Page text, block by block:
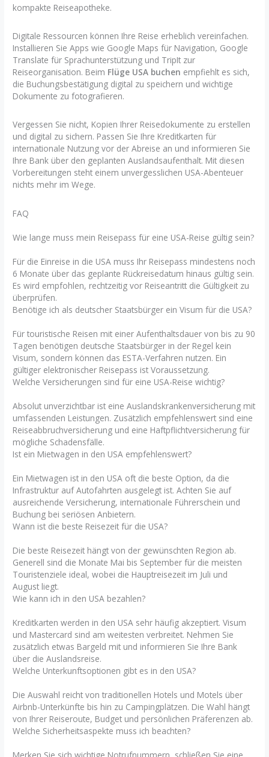
kompakte Reiseapotheke.
Digitale Ressourcen können Ihre Reise erheblich vereinfachen.
Installieren Sie Apps wie Google Maps für Navigation, Google
Translate für Sprachunterstützung und TripIt zur
Reiseorganisation. Beim Flüge USA buchen empfiehlt es sich,
die Buchungsbestätigung digital zu speichern und wichtige
Dokumente zu fotografieren.
Vergessen Sie nicht, Kopien Ihrer Reisedokumente zu erstellen
und digital zu sichern. Passen Sie Ihre Kreditkarten für
internationale Nutzung vor der Abreise an und informieren Sie
Ihre Bank über den geplanten Auslandsaufenthalt. Mit diesen
Vorbereitungen steht einem unvergesslichen USA-Abenteuer
nichts mehr im Wege.
FAQ
Wie lange muss mein Reisepass für eine USA-Reise gültig sein?
Für die Einreise in die USA muss Ihr Reisepass mindestens noch
6 Monate über das geplante Rückreisedatum hinaus gültig sein.
Es wird empfohlen, rechtzeitig vor Reiseantritt die Gültigkeit zu
überprüfen.
Benötige ich als deutscher Staatsbürger ein Visum für die USA?
Für touristische Reisen mit einer Aufenthaltsdauer von bis zu 90
Tagen benötigen deutsche Staatsbürger in der Regel kein
Visum, sondern können das ESTA-Verfahren nutzen. Ein
gültiger elektronischer Reisepass ist Voraussetzung.
Welche Versicherungen sind für eine USA-Reise wichtig?
Absolut unverzichtbar ist eine Auslandskrankenversicherung mit
umfassenden Leistungen. Zusätzlich empfehlenswert sind eine
Reiseabbruchversicherung und eine Haftpflichtversicherung für
mögliche Schadensfälle.
Ist ein Mietwagen in den USA empfehlenswert?
Ein Mietwagen ist in den USA oft die beste Option, da die
Infrastruktur auf Autofahrten ausgelegt ist. Achten Sie auf
ausreichende Versicherung, internationale Führerschein und
Buchung bei seriösen Anbietern.
Wann ist die beste Reisezeit für die USA?
Die beste Reisezeit hängt von der gewünschten Region ab.
Generell sind die Monate Mai bis September für die meisten
Touristenziele ideal, wobei die Hauptreisezeit im Juli und
August liegt.
Wie kann ich in den USA bezahlen?
Kreditkarten werden in den USA sehr häufig akzeptiert. Visum
und Mastercard sind am weitesten verbreitet. Nehmen Sie
zusätzlich etwas Bargeld mit und informieren Sie Ihre Bank
über die Auslandsreise.
Welche Unterkunftsoptionen gibt es in den USA?
Die Auswahl reicht von traditionellen Hotels und Motels über
Airbnb-Unterkünfte bis hin zu Campingplätzen. Die Wahl hängt
von Ihrer Reiseroute, Budget und persönlichen Präferenzen ab.
Welche Sicherheitsaspekte muss ich beachten?